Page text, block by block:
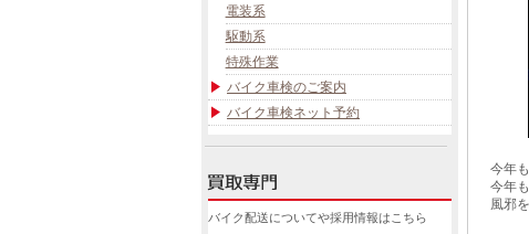
今年
今年
風邪
電装系
駆動系
特殊作業
バイク車検のご案内
バイク車検ネット予約
バイク配送についてや採用情報はこちら